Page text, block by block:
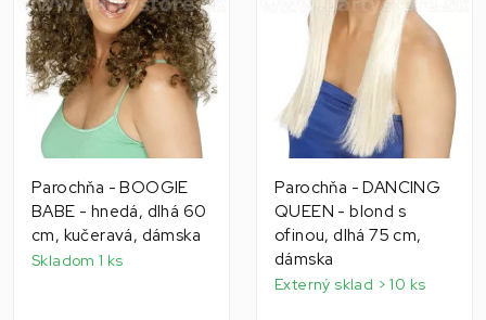
Parochňa - BOOGIE
BABE - hnedá, dlhá 60
cm, kučeravá, dámska
Skladom 1 ks
Parochňa - DANCING
QUEEN - blond s
ofinou, dlhá 75 cm,
dámska
Externý sklad > 10 ks